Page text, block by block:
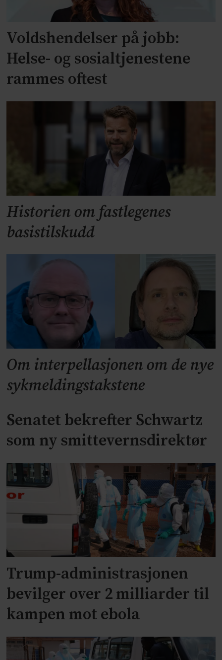
Voldshendelser på jobb:
Helse- og sosialtjenestene
rammes oftest
Historien om fastlegenes
basistilskudd
Om interpellasjonen om de nye
sykmeldingstakstene
Senatet bekrefter Schwartz
som ny smittevernsdirektør
Trump-administrasjonen
bevilger over 2 milliarder til
kampen mot ebola